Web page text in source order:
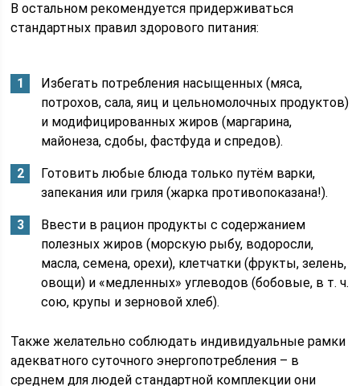
В остальном рекомендуется придерживаться
стандартных правил здорового питания:
Избегать потребления насыщенных (мяса,
потрохов, сала, яиц и цельномолочных продуктов)
и модифицированных жиров (маргарина,
майонеза, сдобы, фастфуда и спредов).
Готовить любые блюда только путём варки,
запекания или гриля (жарка противопоказана!).
Ввести в рацион продукты с содержанием
полезных жиров (морскую рыбу, водоросли,
масла, семена, орехи), клетчатки (фрукты, зелень,
овощи) и «медленных» углеводов (бобовые, в т. ч.
сою, крупы и зерновой хлеб).
Также желательно соблюдать индивидуальные рамки
адекватного суточного энергопотребления – в
среднем для людей стандартной комплекции они